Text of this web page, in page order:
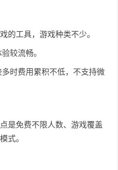
的工具，游戏种类不少。
较流畅。
时费用累积不低，不支持微
是免费不限人数、游戏覆盖
式。